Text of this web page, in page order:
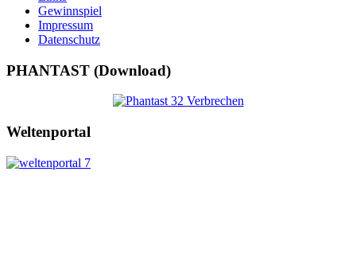
Gewinnspiel
Impressum
Datenschutz
PHANTAST (Download)
Weltenportal